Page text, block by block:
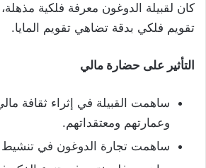
كان لقبيلة الدوغون معرفة فلكية
تقويم فلكي بدقة تضاهي تقويم المايا.
التأثير على حضارة مالي
ساهمت القبيلة في إثراء ثقافة
وعمارتهم ومعتقداتهم.
ساهمت تجارة الدوغون في تنشيط